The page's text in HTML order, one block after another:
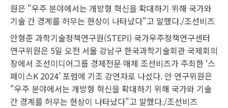
안형준 과학기술정책연구원(STEPI) 국가우주정책연구센터
연구위원은 5일 오전 서울 강남구 한국과학기술회관 국제회의
장에서 조선미디어그룹 경제전문 매체 조선비즈가 주최한 ‘스
페이스K 2024’ 포럼에 기조 강연자로 나섰다. 안 연구위원은
"우주 분야에서는 개방형 혁신을 확대하기 위해 국가와 기술
간 경계를 허무는 현상이 나타났다"고 말했다./조선비즈